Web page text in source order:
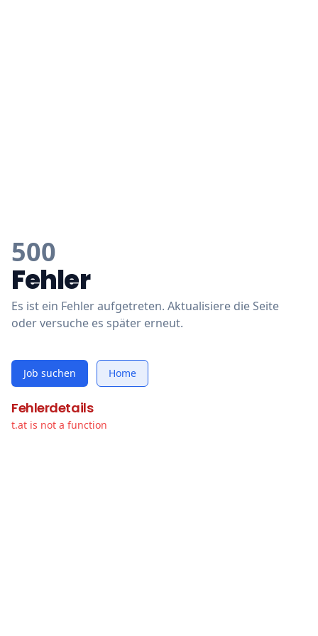
500
Fehler
Es ist ein Fehler aufgetreten. Aktualisiere die Seite
oder versuche es später erneut.
Job suchen Home
Fehlerdetails
t.at is not a function